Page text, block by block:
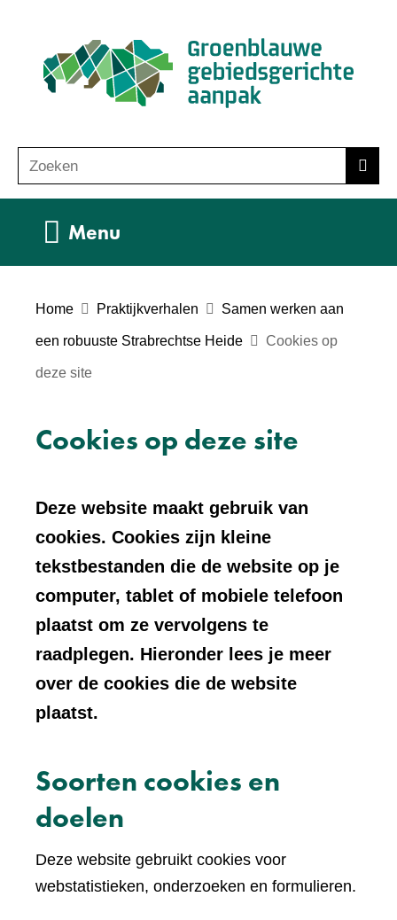
naar
de
inhoud
o
e
Zoeken
Menu
Home Praktijkverhalen Samen werken aan
een robuuste Strabrechtse Heide Cookies op
deze site
Cookies op deze site
Deze website maakt gebruik van
cookies. Cookies zijn kleine
tekstbestanden die de website op je
computer, tablet of mobiele telefoon
plaatst om ze vervolgens te
raadplegen. Hieronder lees je meer
over de cookies die de website
plaatst.
Soorten cookies en
doelen
Deze website gebruikt cookies voor
webstatistieken, onderzoeken en formulieren.